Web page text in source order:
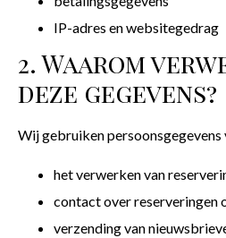
IP-adres en websitegedrag
2. Waarom
deze gegevens?
Wij gebruiken persoonsgegevens
het verwerken van
contact over reserveringen
verzending van